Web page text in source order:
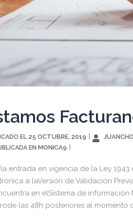
EL 25 OCTUBRE, 2019
EN MONICA9
entrada en vigencia de la Ley
a laVersión de Validación
en elSistema de información
las 48h posteriores al momento